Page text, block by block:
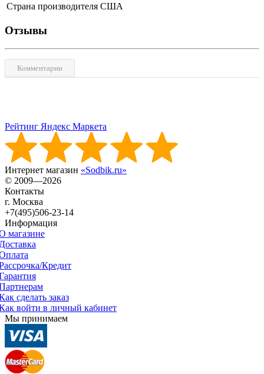
Страна производителя США
Отзывы
Комментарии
Рейтинг Яндекс Маркета
Интернет магазин «Sodbik.ru»
© 2009—2026
Контакты
г. Москва
+7(495)506-23-14
Информация
магазине
Кредит
сделать заказ
войти в личный кабинет
Мы принимаем